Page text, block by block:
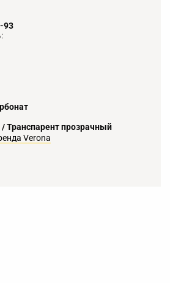
93
Транспарент прозрачный
Verona